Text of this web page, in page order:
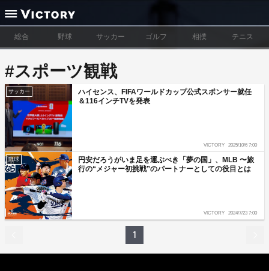
総合 野球 サッカー ゴルフ 相撲 テニス
#スポーツ観戦
サッカー
ハイセンス、FIFAワールドカップ公式スポンサー就任
＆116インチTVを発表
VICTORY 2025/10/6 7:00
野球
円安だろうがいま足を運ぶべき「夢の国」、MLB 〜旅
行の“メジャー初挑戦”のパートナーとしての役目とは
VICTORY 2024/7/23 7:00
1